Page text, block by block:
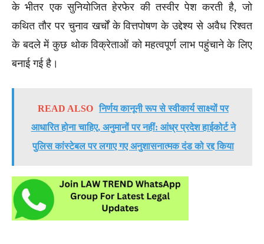
के भीतर एक सुनियोजित हेरफेर की तस्वीर पेश करती है, जो
कथित तौर पर चुनाव खर्चों के वित्तपोषण के उद्देश्य से अवैध रिश्वत
के बदले में कुछ थोक विक्रेताओं को महत्वपूर्ण लाभ पहुंचाने के लिए
बनाई गई है।
READ ALSO निर्णय कानूनी रूप से स्वीकार्य साक्ष्यों पर
आधारित होना चाहिए, अनुमानों पर नहीं: आंध्र प्रदेश हाईकोर्ट ने
पुलिस कांस्टेबल पर लगाए गए अनुशासनात्मक दंड को रद्द किया